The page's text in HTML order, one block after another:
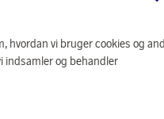
hvordan vi bruger cookies og
indsamler og behandler